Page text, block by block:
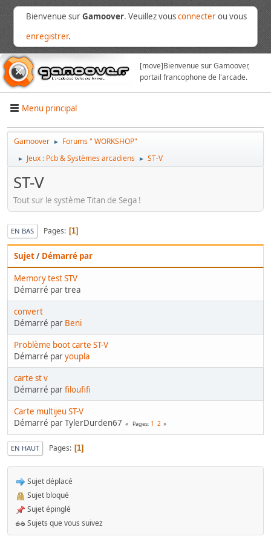
Bienvenue surGamoover. Veuillez vousconnecterou vous
enregistrer.
[move]Bienvenue sur Gamoover,
portail francophone de l'arcade.
Menu principal
Gamoover ► Forums " WORKSHOP"
► Jeux : Pcb & Systèmes arcadiens ► ST-V
ST-V
Tout sur le système Titan de Sega !
EN BAS Pages 1
Sujet/ Démarré par
Memory test STV
Démarré par trea
convert
Démarré par Beni
Problème boot carte ST-V
Démarré paryoupla
carte st v
Démarré parfiloufifi
Carte multijeu ST-V
Démarré par TylerDurden67
Pages 1 2
EN HAUT Pages 1
Sujet déplacé
Sujet bloqué
Sujet épinglé
Sujets que vous suivez